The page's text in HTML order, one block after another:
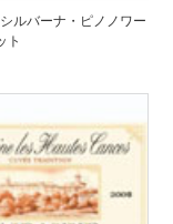
ルバーナ・ピノノワー
ト